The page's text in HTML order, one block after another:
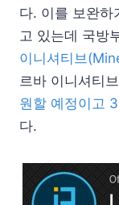
다. 이를 보완하
고 있는데 국방
이니셔티브
르바 이니셔티
원할 예정이고
다.